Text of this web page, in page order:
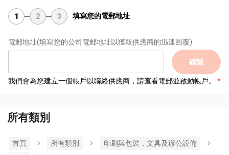
1 2 3 填寫您的電郵地址
電郵地址(填寫您的公司電郵地址以獲取供應商的迅速回覆)
確認
我們會為您建立一個帳戶以聯絡供應商，請查看電郵並啟動帳戶。
所有類別
首頁 所有類別
印刷與包裝，文具及辦公設備